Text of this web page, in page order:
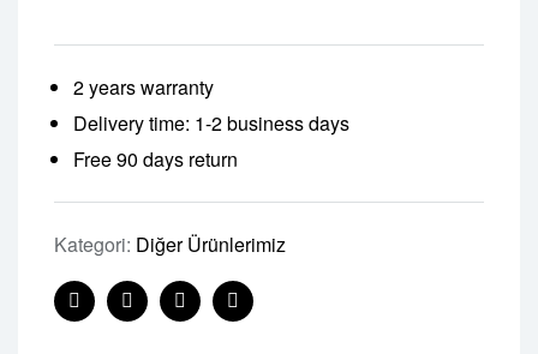
2 years warranty
Delivery time: 1-2 business days
Free 90 days return
Kategori: Diğer Ürünlerimiz
FacebookTwitterLinkedinPinterest